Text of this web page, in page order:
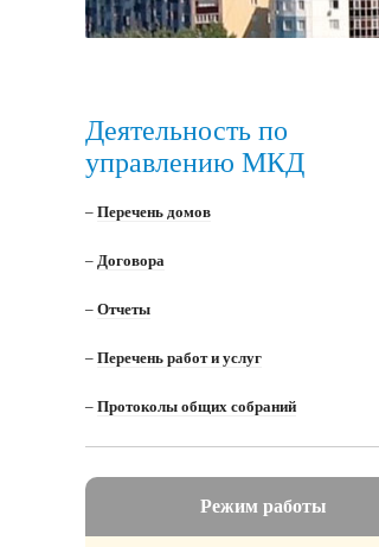
Деятельность по
управлению МКД
– Перечень домов
– Договора
– Отчеты
– Перечень работ и услуг
– Протоколы общих собраний
Режим работы